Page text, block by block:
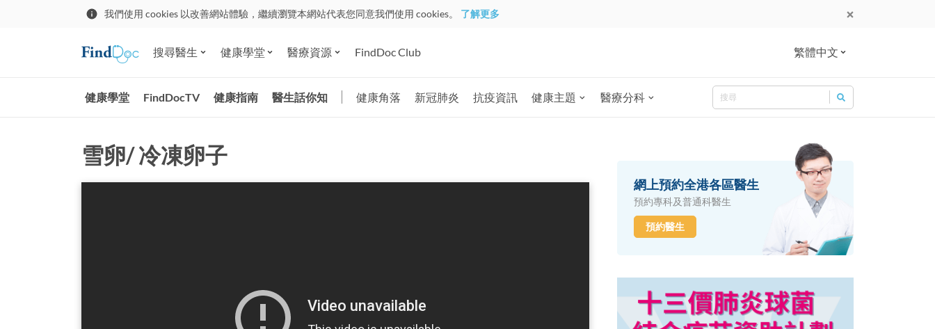
我們使用 cookies 以改善網站體驗，繼續瀏覽本網站代表您同意我們使用 cookies。 了解更多
搜尋醫生 健康學堂 醫療資源 FindDoc Club 繁體中文
健康學堂 FindDocTV 健康指南 醫生話你知 健康角落 新冠肺炎 抗疫資訊 健康主題 醫療分科
Search for:
Search
雪卵/ 冷凍卵子
網上預約全港各區醫生
預約專科及普通科醫生
預約醫生